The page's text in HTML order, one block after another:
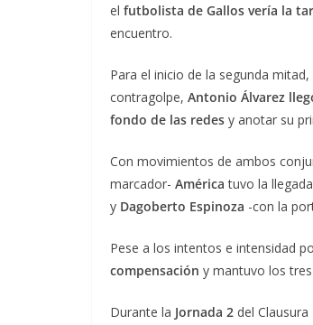
el futbolista de Gallos vería la
encuentro.
Para el inicio de la segunda mitad,
contragolpe, Antonio Álvarez
fondo de las redes y anotar su
Con movimientos de ambos
marcador- Américatuvo la
y Dagoberto Espinoza -con la
Pese a los intentos e intensidad
compensación y mantuvo los
Durante la Jornada 2 del Clausura